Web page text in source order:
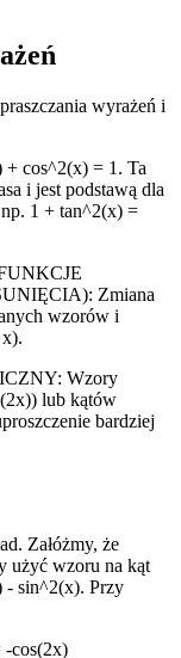
wyrażeń i
cos^2(x) = 1. Ta
i jest podstawą dla
1 + tan^2(x) =
Zmiana
wzorów i
Wzory
lub kątów
bardziej
Załóżmy, że
użyć wzoru na kąt
- sin^2(x). Przy
cos(2x)